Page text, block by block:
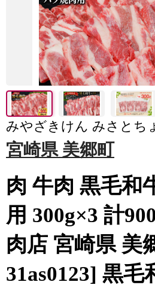
みやざきけん みさとち
宮崎県 美郷町
肉 牛肉 黒毛和
用 300g×3 計
肉店 宮崎県 美
31as0123] 黒毛